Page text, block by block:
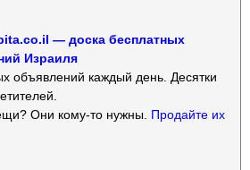
— доска бесплатных
Израиля
объявлений каждый день. Десятки
Они кому-то нужны. Продайте их